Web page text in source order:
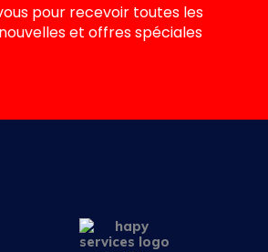
pour recevoir toutes les
et offres spéciales